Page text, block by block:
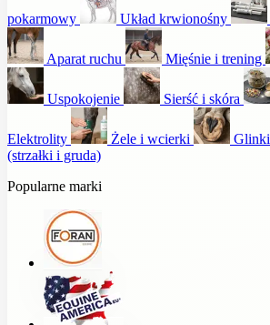
pokarmowy Układ krwionośny
Aparat ruchu Mięśnie i trening
Uspokojenie Sierść i skóra
Elektrolity Żele i wcierki Glinki
(strzałki i gruda)
Popularne marki